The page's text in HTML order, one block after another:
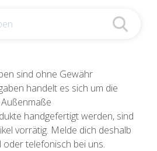
sind ohne Gewähr
handelt es sich um die
Außenmaße
handgefertigt werden, sind
vorrätig. Melde dich deshalb
oder telefonisch bei uns.